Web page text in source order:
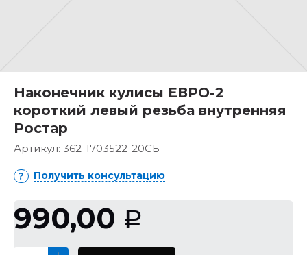
Наконечник кулисы ЕВРО-2
короткий левый резьба внутренняя
Ростар
Артикул: 362-1703522-20СБ
Получить консультацию
990,00 Р